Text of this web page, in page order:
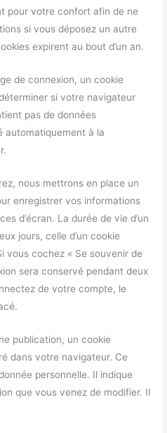
pour votre confort afin de ne
si vous déposez un autre
expirent au bout d’un an.
de connexion, un cookie
si votre navigateur
pas de données
automatiquement à la
nous mettrons en place un
enregistrer vos informations
d’écran. La durée de vie d’un
jours, celle d’un cookie
vous cochez « Se souvenir de
sera conservé pendant deux
de votre compte, le
publication, un cookie
dans votre navigateur. Ce
personnelle. Il indique
que vous venez de modifier. Il